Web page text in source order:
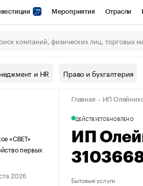
Мероприятия Отрасли
Конференции СПб Спецпроекты
Рынок наличной валюты
и HR Право и бухгалтерия
«СВЕТ»
первых
2026
Главная ИП
ДЕЙСТВУЕТОБНОВЛЕНО
ИП
Бытовые услуги